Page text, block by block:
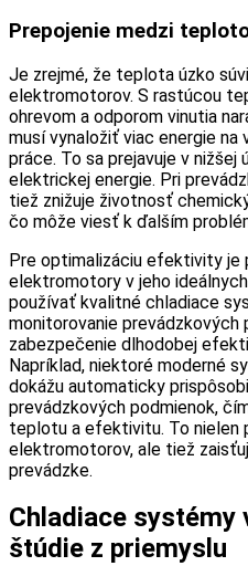
Prepojenie medzi
Je zrejmé, že teplota úzko
elektromotorov. S rastúcou
ohrevom a odporom vinutia
musí vynaložiť viac energie na
práce. To sa prejavuje v
elektrickej energie. Pri
tiež znižuje životnosť
čo môže viesť k ďalším
Pre optimalizáciu efektivity je
elektromotory v jeho
používať kvalitné chladiace
monitorovanie prevádzkových
zabezpečenie dlhodobej
Napríklad, niektoré moderné
dokážu automaticky
prevádzkových podmienok,
teplotu a efektivitu. To nielen
elektromotorov, ale tiež
prevádzke.
Chladiace systémy
štúdie z priemyslu